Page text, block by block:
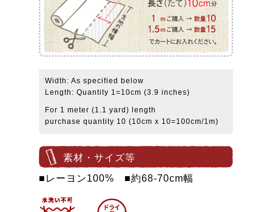
Width: As specified below
Length: Quantity 1=10cm (3.9 inches)
For 1 meter (1.1 yard) length
purchase quantity 10 (10cm x 10=100cm/1m)
素材・サイズ等
■レーヨン100% ■約68-70cm幅